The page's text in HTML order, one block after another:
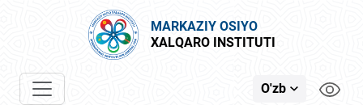
MARKAZIY OSIYO
XALQARO INSTITUTI
O'zb